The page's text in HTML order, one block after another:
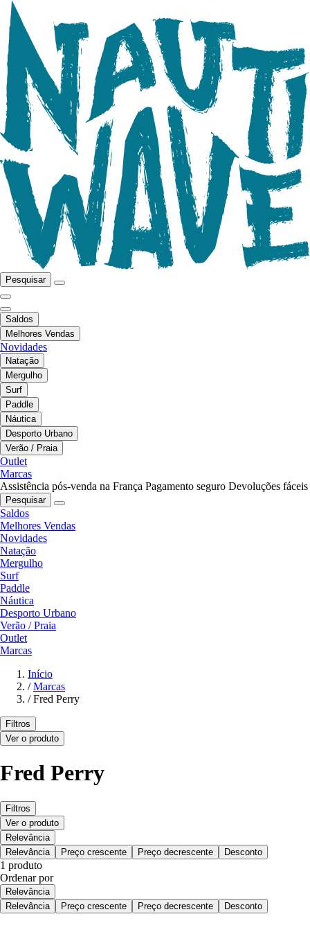
Pesquisar
Saldos
Melhores Vendas
Novidades
Natação
Mergulho
Surf
Paddle
Náutica
Desporto Urbano
Verão / Praia
Outlet
Marcas
Assistência pós-venda na França Pagamento seguro Devoluções fáceis
Pesquisar
Saldos
Melhores Vendas
Novidades
Natação
Mergulho
Surf
Paddle
Náutica
Desporto Urbano
Verão / Praia
Outlet
Marcas
Início
/ Marcas
/ Fred Perry
Filtros
Ver o produto
Fred Perry
Filtros
Ver o produto
Relevância
Relevância
Preço crescente Preço decrescente Desconto
1 produto
Ordenar por
Relevância
Relevância
Preço crescente Preço decrescente Desconto